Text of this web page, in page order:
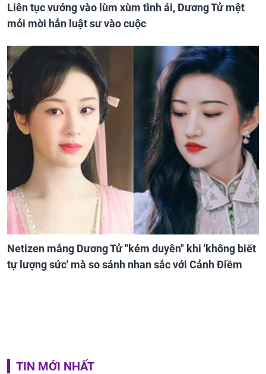
Liên tục vướng vào lùm xùm tình ái, Dương Tử mệt
mỏi mời hẳn luật sư vào cuộc
Netizen mắng Dương Tử "kém duyên" khi 'không biết
tự lượng sức' mà so sánh nhan sắc với Cảnh Điềm
TIN MỚI NHẤT